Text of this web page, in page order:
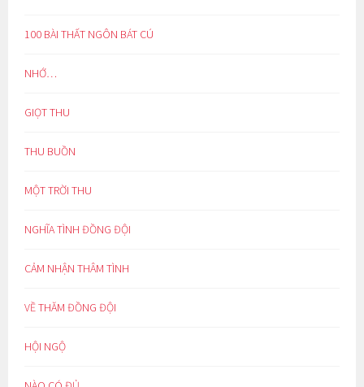
100 BÀI THẤT NGÔN BÁT CÚ
NHỚ…
GIỌT THU
THU BUỒN
MỘT TRỜI THU
NGHĨA TÌNH ĐỒNG ĐỘI
CẢM NHẬN THÂM TÌNH
VỀ THĂM ĐỒNG ĐỘI
HỘI NGỘ